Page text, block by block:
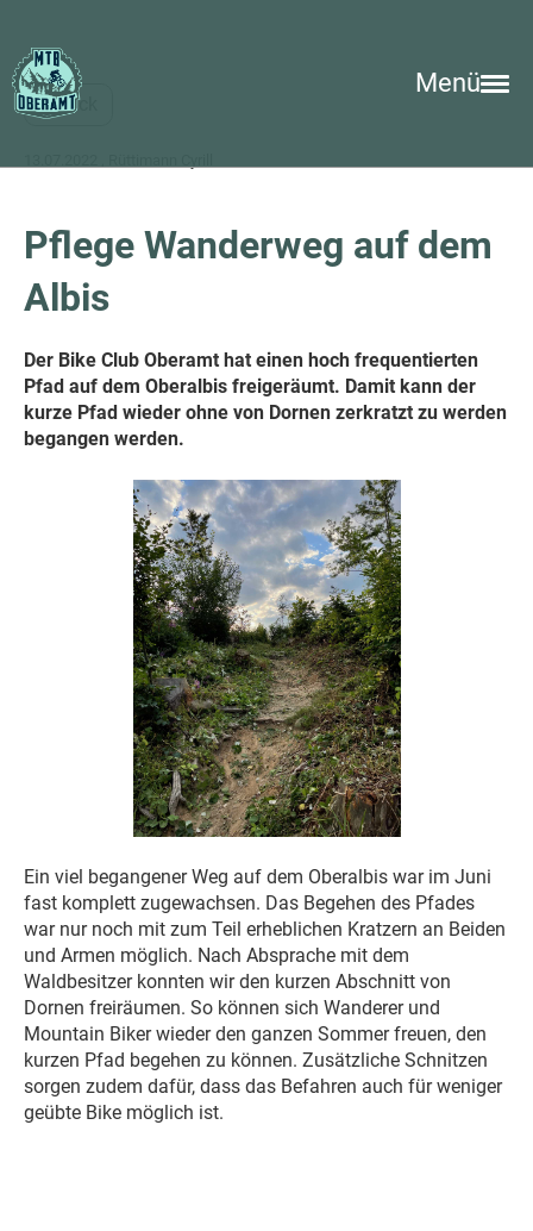
Menü
Zurück
Pflege Wanderweg auf dem
Albis
Der Bike Club Oberamt hat einen hoch frequentierten
Pfad auf dem Oberalbis freigeräumt. Damit kann der
kurze Pfad wieder ohne von Dornen zerkratzt zu werden
begangen werden.
Ein viel begangener Weg auf dem Oberalbis war im Juni
fast komplett zugewachsen. Das Begehen des Pfades
war nur noch mit zum Teil erheblichen Kratzern an Beiden
und Armen möglich. Nach Absprache mit dem
Waldbesitzer konnten wir den kurzen Abschnitt von
Dornen freiräumen. So können sich Wanderer und
Mountain Biker wieder den ganzen Sommer freuen, den
kurzen Pfad begehen zu können. Zusätzliche Schnitzen
sorgen zudem dafür, dass das Befahren auch für weniger
geübte Bike möglich ist.